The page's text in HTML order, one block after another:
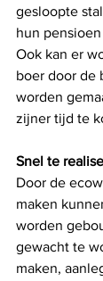
gesloopte
hun
Ook kan er
boer door de
worden
zijner tijd te
Snel te
Door de
maken
worden
gewacht te
maken,